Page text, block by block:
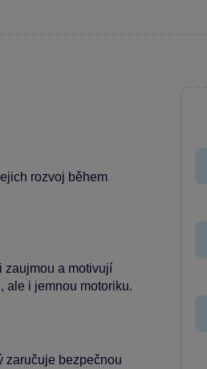
rozvoj během
zaujmou a motivují
ale i jemnou motoriku.
zaručuje bezpečnou